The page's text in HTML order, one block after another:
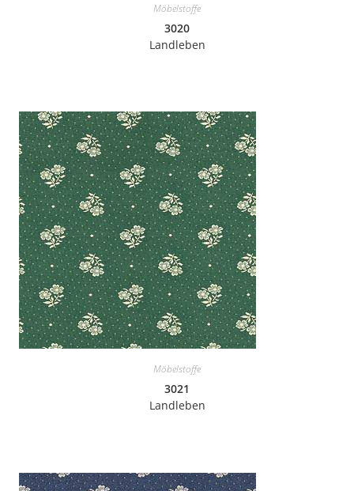
Möbelstoffe
3020
Landleben
Möbelstoffe
3021
Landleben